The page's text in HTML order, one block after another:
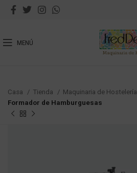
MENÚ
Casa Tienda
Maquinaria de Hostelería
Formador de Hamburguesas